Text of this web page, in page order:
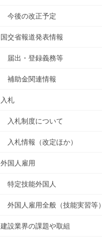
今後の改正予定
国交省報道発表情報
届出・登録義務等
補助金関連情報
入札
入札制度について
入札情報（改定ほか）
外国人雇用
特定技能外国人
外国人雇用全般（技能実習等）
建設業界の課題や取組